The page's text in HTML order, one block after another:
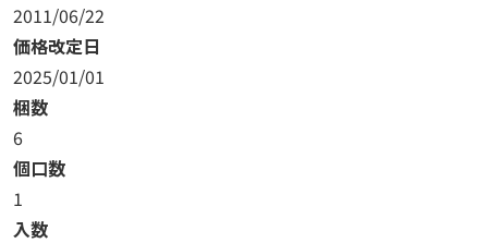
2011/06/22
価格改定日
2025/01/01
梱数
6
個口数
1
入数